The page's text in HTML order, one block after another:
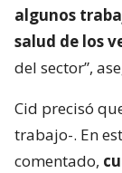
algunos
salud de los
del sector”,
Cid precisó
trabajo-. En
comentado,